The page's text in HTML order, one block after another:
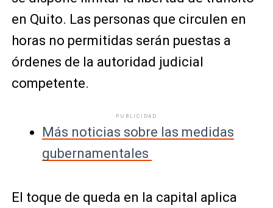
en Quito. Las personas que circulen en
horas no permitidas serán puestas a
órdenes de la autoridad judicial
competente.
PUBLICIDAD
Más noticias sobre las medidas
gubernamentales
El toque de queda en la capital aplica